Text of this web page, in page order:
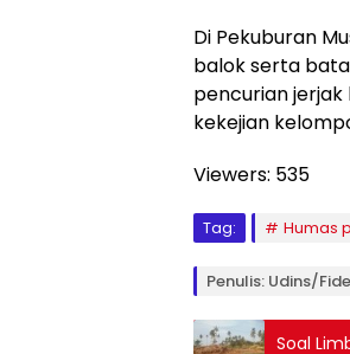
Di Pekuburan
balok serta
pencurian jerjak
kekejian
Viewers: 535
Tag: Humas
Penulis: Udins/
Soal